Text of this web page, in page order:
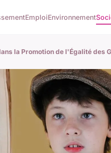
EmploiEnvironnement
la Promotion de l'Égalité des